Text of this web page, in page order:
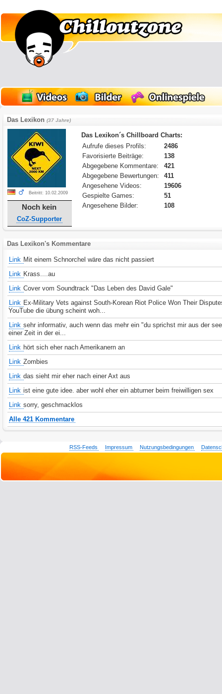
Das Lexikon(37 Jahre)
Beitritt: 10.02.2009
Noch kein
CoZ-Supporter
Das Lexikon´s Chillboard Charts:
Aufrufe dieses Profils:
2486
Favorisierte Beiträge:
138
Abgegebene Kommentare:
421
Abgegebene Bewertungen:
411
Angesehene Videos:
19606
Gespielte Games:
51
Angesehene Bilder:
108
Das Lexikon's Kommentare
Link Mit einem Schnorchel wäre das nicht passiert
Link Krass....au
Link Cover vom Soundtrack "Das Leben des David Gale"
Link Ex-Military Vets against South-Korean Riot Police Won Their
YouTube die übung scheint woh...
Link sehr informativ, auch wenn das mehr ein "du sprichst mir aus der
einer Zeit in der ei...
Link hört sich eher nach Amerikanern an
Link Zombies
Link das sieht mir eher nach einer Axt aus
Link ist eine gute idee. aber wohl eher ein abturner beim freiwilligen sex
Link sorry, geschmacklos
Alle 421 Kommentare
RSS-Feeds Impressum Nutzungsbedingungen